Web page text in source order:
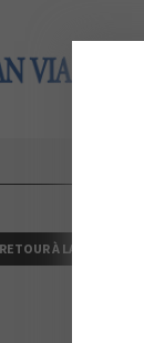
2
RETOUR À LA LISTE